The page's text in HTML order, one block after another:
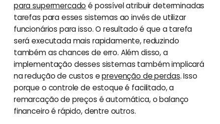
para supermercado é possível atribuir determinadas
tarefas para esses sistemas ao invés de utilizar
funcionários para isso. O resultado é que a tarefa
será executada mais rapidamente, reduzindo
também as chances de erro. Além disso, a
implementação desses sistemas também implicará
na redução de custos eprevenção de perdas. Isso
porque o controle de estoque é facilitado, a
remarcação de preços é automática, o balanço
financeiro é rápido, dentre outros.